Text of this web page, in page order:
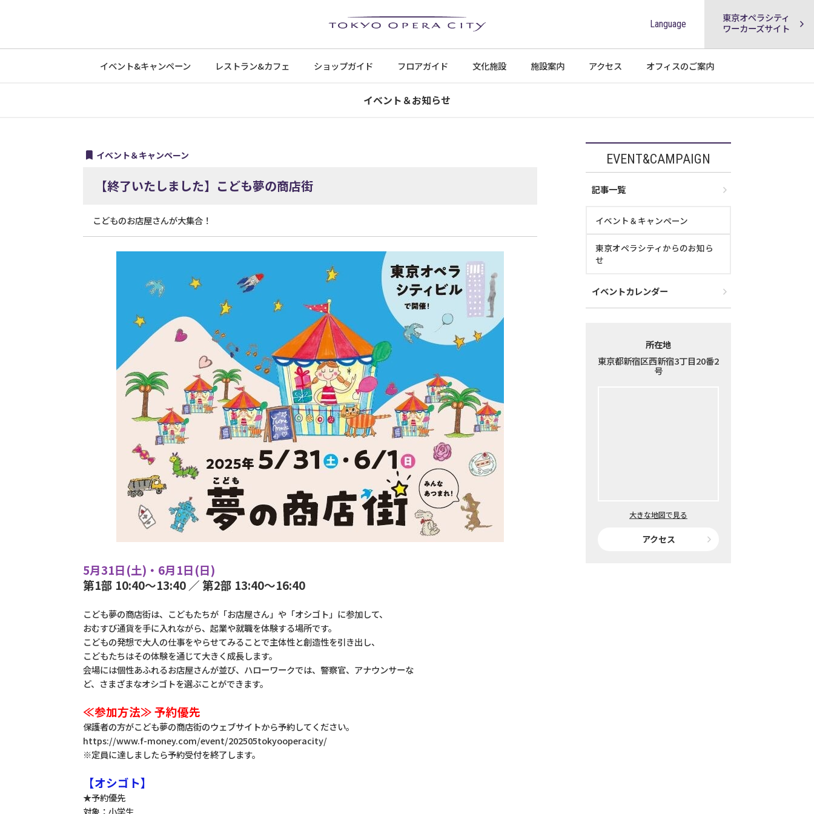
Language
東京オペラシティ
ワーカーズサイト
イベント&キャンペーン レストラン&カフェ ショップガイド フロアガイド 文化施設 施設案内 アクセス オフィスのご案内
イベント＆お知らせ
イベント＆キャンペーン
【終了いたしました】こども夢の商店街
こどものお店屋さんが大集合！
5月31日(土)・6月1日(日)
第1部 10:40～13:40 ／ 第2部 13:40～16:40
こども夢の商店街は、こどもたちが「お店屋さん」や「オシゴト」に参加して、
おむすび通貨を手に入れながら、起業や就職を体験する場所です。
こどもの発想で大人の仕事をやらせてみることで主体性と創造性を引き出し、
こどもたちはその体験を通じて大きく成長します。
会場には個性あふれるお店屋さんが並び、ハローワークでは、警察官、アナウンサーな
ど、さまざまなオシゴトを選ぶことができます。
≪参加方法≫ 予約優先
保護者の方がこども夢の商店街のウェブサイトから予約してください。
https://www.f-money.com/event/202505tokyooperacity/
※定員に達しましたら予約受付を終了します。
【オシゴト】
★予約優先
対象：小学生
EVENT&CAMPAIGN
記事一覧
イベント＆キャンペーン
東京オペラシティからのお知ら
せ
イベントカレンダー
所在地
東京都新宿区西新宿3丁目20番2
号
大きな地図で見る
アクセス